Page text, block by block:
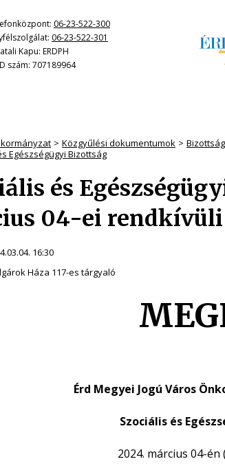
06-23-522-300
06-23-522-301
Kapu: ERDPH
szám: 707189964
Közgyűlési dokumentumok
Egészségügyi Bizottság
és
04-ei rendkívüli
16:30
Háza 117-es tárgyaló
Érd Megyei Jogú Város
Szociális és
2024. március 04-